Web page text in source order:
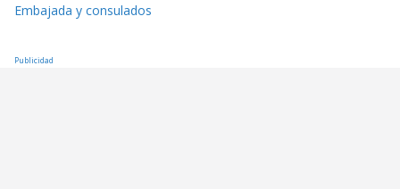
Embajada y consulados
Publicidad